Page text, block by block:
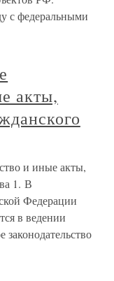
с федеральными
акты,
и иные акты,
1. В
Федерации
в ведении